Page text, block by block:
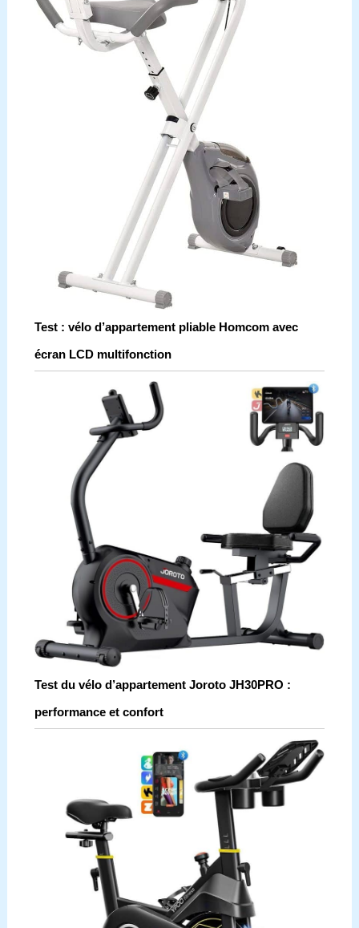
Test : vélo d’appartement pliable Homcom avec
écran LCD multifonction
Test du vélo d’appartement Joroto JH30PRO :
performance et confort